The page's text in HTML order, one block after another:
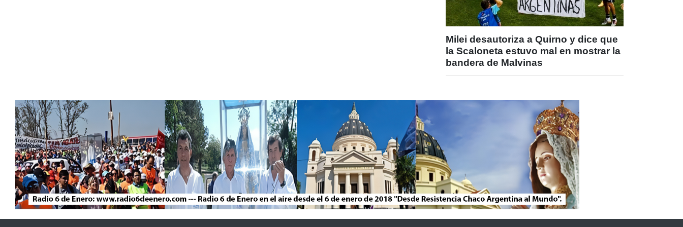
Milei desautoriza a Quirno y dice que
la Scaloneta estuvo mal en mostrar la
bandera de Malvinas